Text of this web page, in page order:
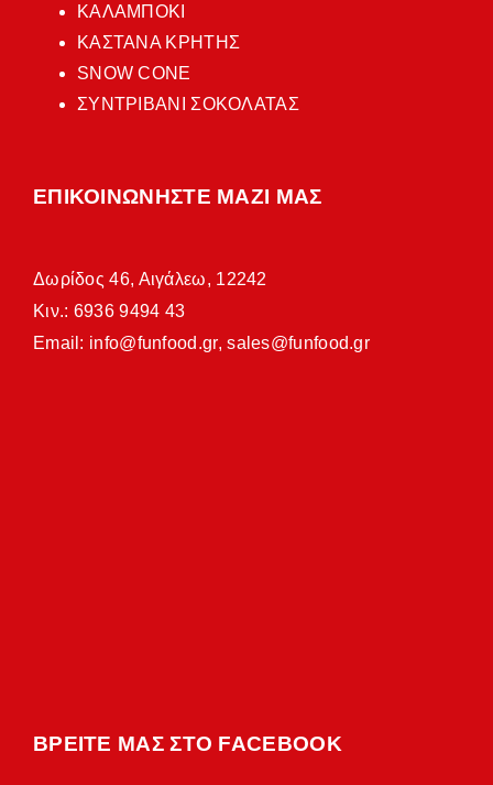
ΚΑΛΑΜΠΟΚΙ
ΚΑΣΤΑΝΑ ΚΡΗΤΗΣ
SNOW CONE
ΣΥΝΤΡΙΒΑΝΙ ΣΟΚΟΛΑΤΑΣ
ΕΠΙΚΟΙΝΩΝΗΣΤΕ ΜΑΖΙ ΜΑΣ
Δωρίδος 46, Αιγάλεω, 12242
Κιν.: 6936 9494 43
Email: info@funfood.gr,sales@funfood.gr
ΒΡΕΙΤΕ ΜΑΣ ΣΤΟ FACEBOOK